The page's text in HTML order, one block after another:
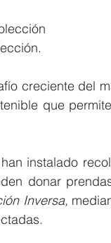
creciente del
que
instalado
donar
Inversa,